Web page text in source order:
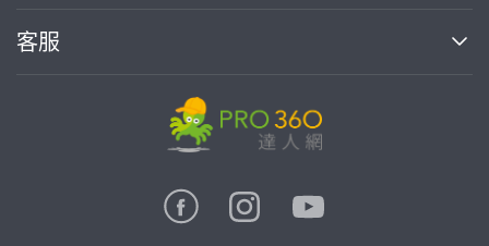
加入我們
熱門服務
案件中心
客服